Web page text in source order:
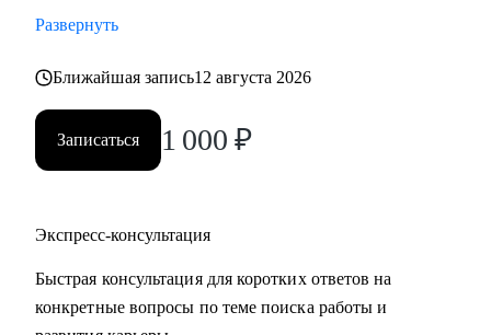
Развернуть
Ближайшая запись12 августа 2026
Записаться 1 000 ₽
Экспресс-консультация
Быстрая консультация для коротких ответов на
конкретные вопросы по теме поиска работы и